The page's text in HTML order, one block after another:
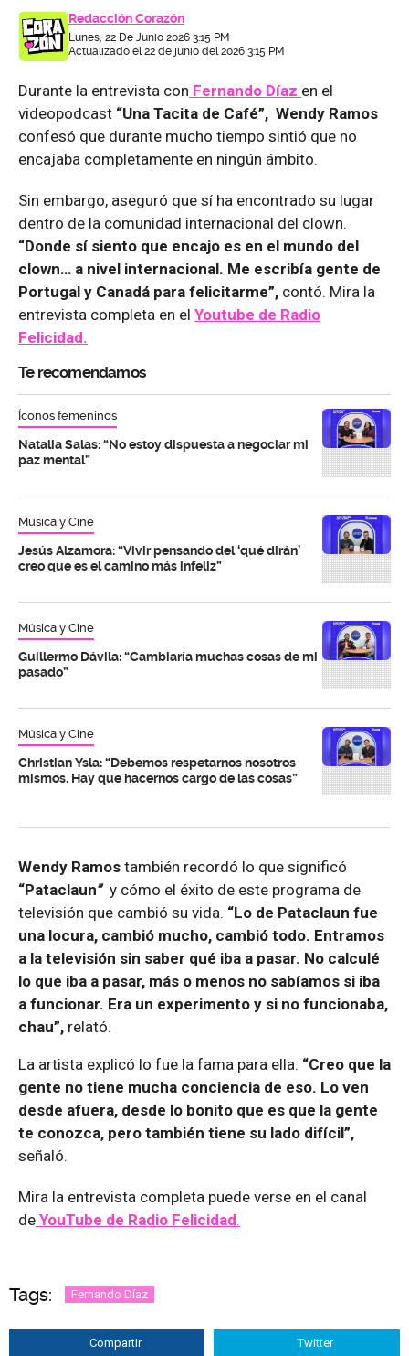
Redacción Corazón
Lunes, 22 De Junio 2026 3:15 PM
Actualizado el 22 de junio del 2026 3:15 PM
Durante la entrevista con Fernando Díaz en el
videopodcast “Una Tacita de Café”, Wendy Ramos
confesó que durante mucho tiempo sintió que no
encajaba completamente en ningún ámbito.
Sin embargo, aseguró que sí ha encontrado su lugar
dentro de la comunidad internacional del clown.
“Donde sí siento que encajo es en el mundo del
clown… a nivel internacional. Me escribía gente de
Portugal y Canadá para felicitarme”, contó. Mira la
entrevista completa en el Youtube de Radio
Felicidad.
Te recomendamos
Íconos femeninos
Natalia Salas: “No estoy dispuesta a negociar mi
paz mental”
Música y Cine
Jesús Alzamora: “Vivir pensando del ‘qué dirán’
creo que es el camino más infeliz”
Música y Cine
Guillermo Dávila: “Cambiaría muchas cosas de mi
pasado”
Música y Cine
Christian Ysla: “Debemos respetarnos nosotros
mismos. Hay que hacernos cargo de las cosas”
Wendy Ramos también recordó lo que significó
“Pataclaun” y cómo el éxito de este programa de
televisión que cambió su vida. “Lo de Pataclaun fue
una locura, cambió mucho, cambió todo. Entramos
a la televisión sin saber qué iba a pasar. No calculé
lo que iba a pasar, más o menos no sabíamos si iba
a funcionar. Era un experimento y si no funcionaba,
chau”, relató.
La artista explicó lo fue la fama para ella. “Creo que la
gente no tiene mucha conciencia de eso. Lo ven
desde afuera, desde lo bonito que es que la gente
te conozca, pero también tiene su lado difícil”,
señaló.
Mira la entrevista completa puede verse en el canal
de YouTube de Radio Felicidad.
Tags: Fernando Díaz
Compartir Twitter